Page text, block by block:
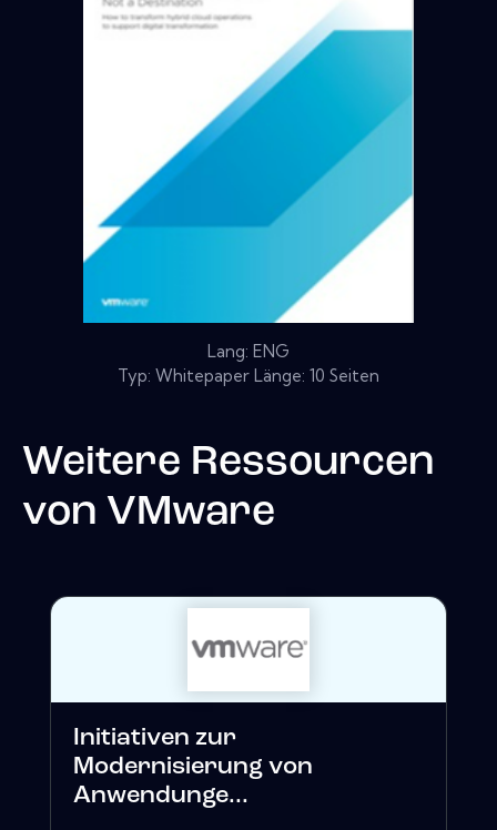
Lang: ENG
Typ: Whitepaper Länge: 10 Seiten
Weitere Ressourcen
von VMware
Initiativen zur
Modernisierung von
Anwendunge...